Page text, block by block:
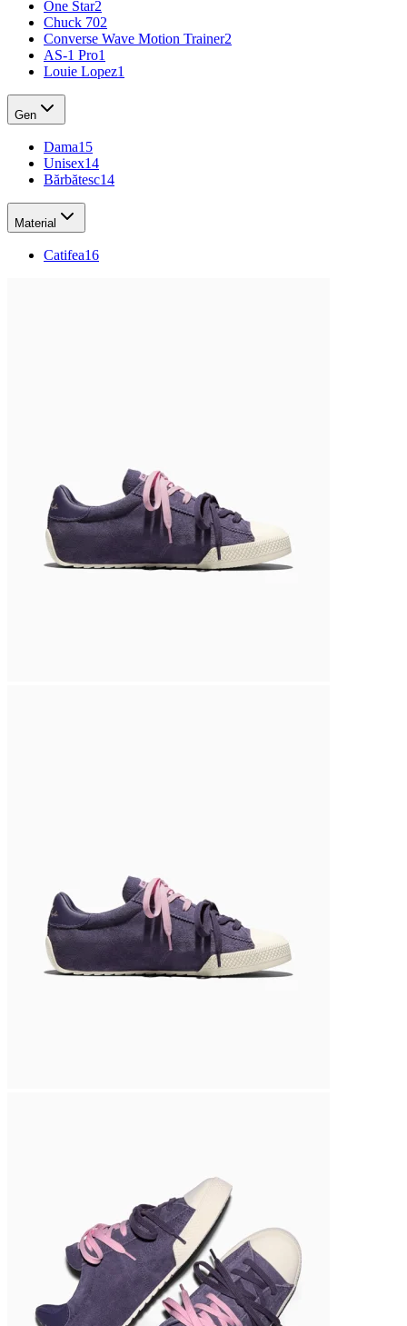
One Star2
Chuck 702
Converse Wave Motion Trainer2
AS-1 Pro1
Louie Lopez1
Gen
Dama15
Unisex14
Bărbătesc14
Material
Catifea16